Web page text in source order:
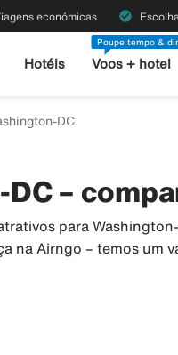
económicas check_circle
Hotéis
Poupe tempo &
Voos + hotel
DC
–
para
na Airngo – temos um